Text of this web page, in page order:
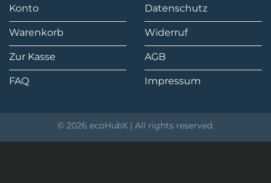
Konto
Warenkorb
Zur Kasse
FAQ
Datenschutz
Widerruf
AGB
Impressum
© 2026 ecoHubX | All rights reserved.